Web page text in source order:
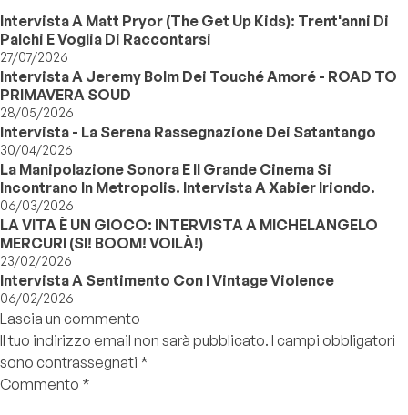
Intervista A Matt Pryor (The Get Up Kids): Trent'anni Di
Palchi E Voglia Di Raccontarsi
27/07/2026
Intervista A Jeremy Bolm Dei Touché Amoré - ROAD TO
PRIMAVERA SOUD
28/05/2026
Intervista - La Serena Rassegnazione Dei Satantango
30/04/2026
La Manipolazione Sonora E Il Grande Cinema Si
Incontrano In Metropolis. Intervista A Xabier Iriondo.
06/03/2026
LA VITA È UN GIOCO: INTERVISTA A MICHELANGELO
MERCURI (SI! BOOM! VOILÀ!)
23/02/2026
Intervista A Sentimento Con I Vintage Violence
06/02/2026
Lascia un commento
Il tuo indirizzo email non sarà pubblicato. I campi obbligatori
sono contrassegnati *
Commento *